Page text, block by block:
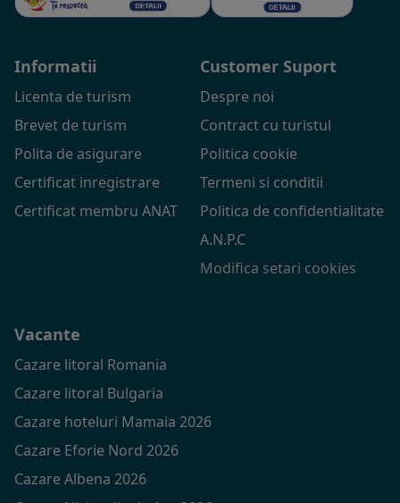
Informatii
Licenta de turism
Brevet de turism
Polita de asigurare
Certificat inregistrare
Certificat membru ANAT
Customer Suport
Despre noi
Contract cu turistul
Politica cookie
Termeni si conditii
Politica de confidentialitate
A.N.P.C
Modifica setari cookies
Vacante
Cazare litoral Romania
Cazare litoral Bulgaria
Cazare hoteluri Mamaia 2026
Cazare Eforie Nord 2026
Cazare Albena 2026